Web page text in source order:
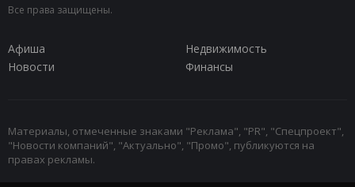
Все права защищены.
Афиша
Недвижимость
Новости
Финансы
Материалы, отмеченные знаками "Реклама", "PR", "Спецпроект",
"Новости компаний", "Актуально", "Промо", публикуются на
правах рекламы.